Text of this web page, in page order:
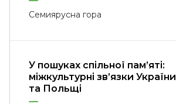
Семиярусна гора
У пошуках спільної пам’яті:
міжкультурні зв’язки України
та Польщі